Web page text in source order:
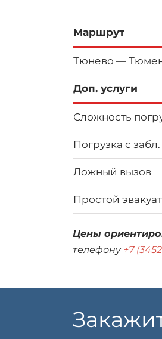
Маршрут
Тюнево —
Доп. услуги
Сложность
Погрузка с
Ложный вызов
Простой
Цены
телефону +7